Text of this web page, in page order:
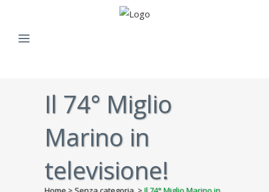
Il 74° Miglio
Marino in
televisione!